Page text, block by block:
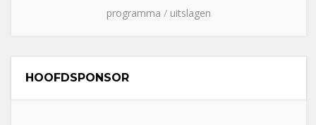
programma / uitslagen
HOOFDSPONSOR